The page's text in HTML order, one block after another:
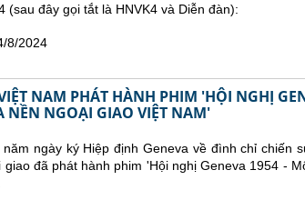
(sau đây gọi tắt là HNVK4 và Diễn đàn):
8/2024
NAM PHÁT HÀNH PHIM 'HỘI NGHỊ
NỀN NGOẠI GIAO VIỆT NAM'
ngày ký Hiệp định Geneva về đình chỉ chiến
giao đã phát hành phim 'Hội nghị Geneva 1954 -